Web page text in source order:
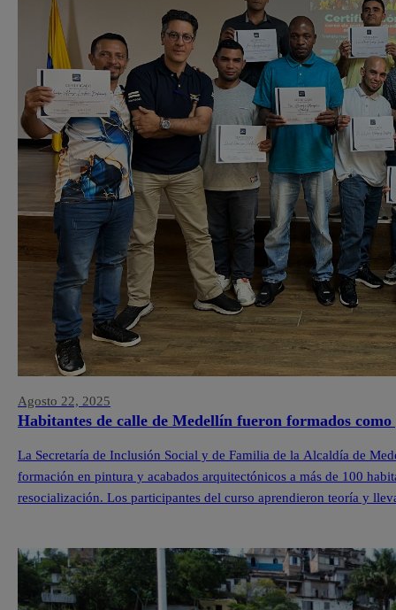
Agosto 22, 2025
Habitantes de calle de Medellín fueron formados
La Secretaría de Inclusión Social y de Familia de la Alcaldía de
formación en pintura y acabados arquitectónicos a más de 100
resocialización. Los participantes del curso aprendieron teoría y